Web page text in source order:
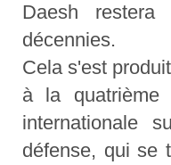
Daesh
décennies.
Cela s'est
à la quatrième
internationale
défense, qui se